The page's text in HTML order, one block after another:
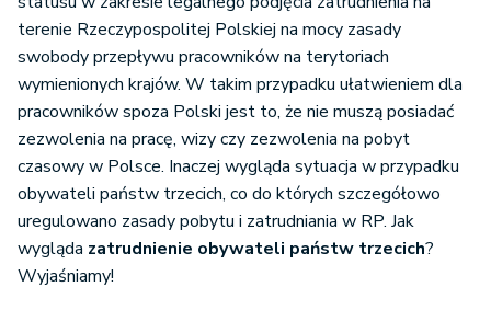
terenie Rzeczypospolitej Polskiej na mocy zasady
swobody przepływu pracowników na terytoriach
wymienionych krajów. W takim przypadku ułatwieniem dla
pracowników spoza Polski jest to, że nie muszą posiadać
zezwolenia na pracę, wizy czy zezwolenia na pobyt
czasowy w Polsce. Inaczej wygląda sytuacja w przypadku
obywateli państw trzecich, co do których szczegółowo
uregulowano zasady pobytu i zatrudniania w RP. Jak
wygląda zatrudnienie obywateli państw trzecich?
Wyjaśniamy!